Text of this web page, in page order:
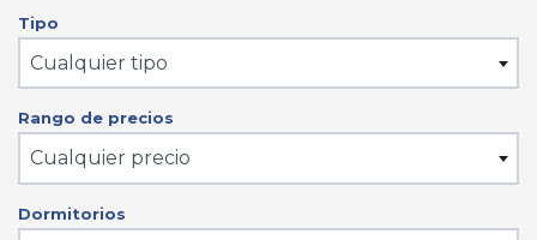
Tipo
Cualquier tipo
Rango de precios
Cualquier precio
Dormitorios